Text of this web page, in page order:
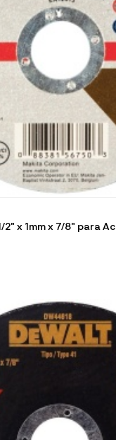
2" x 1mm x 7/8" para